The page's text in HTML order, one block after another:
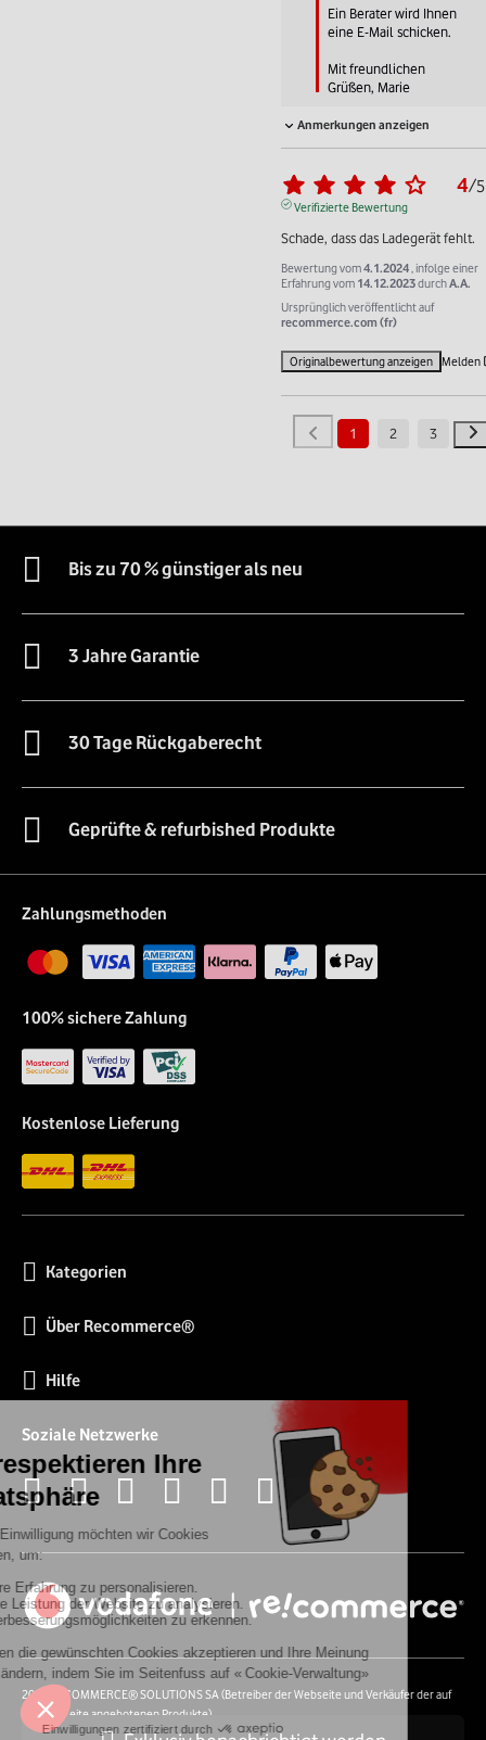
Ein Berater wird Ihnen
eine E-Mail schicken.
Mit freundlichen
Grüßen, Marie
Anmerkungen anzeigen
4/5
Verifizierte Bewertung
Schade, dass das Ladegerät fehlt.
Bewertung vom4.1.2024 , infolge einer
Erfahrung vom 14.12.2023durchA.A.
Ursprünglich veröffentlicht auf
recommerce.com (fr)
Originalbewertung anzeigen Melden
1 2 3
Bis zu 70 % günstiger als neu
3 Jahre Garantie
30 Tage Rückgaberecht
Geprüfte & refurbished Produkte
Zahlungsmethoden
100% sichere Zahlung
Kostenlose Lieferung
Kategorien
Über Recommerce®
Hilfe
Soziale Netzwerke
2026 RECOMMERCE® SOLUTIONS SA (Betreiber der Webseite und Verkäufer der auf
der Webseite angebotenen Produkte)
54 Avenue Lénine - 94250 Gentilly - Frankreich- UstId: FR01513969402 - Alle Rechte